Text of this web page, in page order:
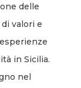
delle
valori e
in Sicilia.
nel